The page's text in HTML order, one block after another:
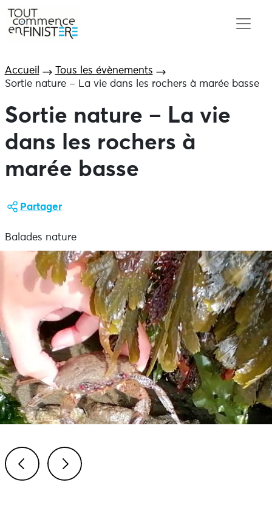
Accueil
Tous les évènements
Sortie nature – La vie dans les rochers à marée basse
Sortie nature – La vie
dans les rochers à
marée basse
Partager
Balades nature